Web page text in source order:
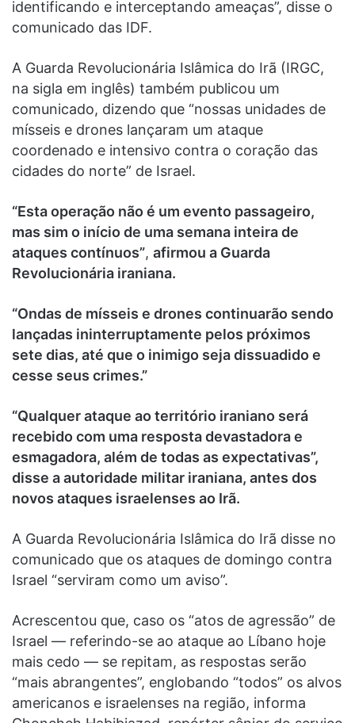
identificando e interceptando ameaças”, disse o
comunicado das IDF.
A Guarda Revolucionária Islâmica do Irã (IRGC,
na sigla em inglês) também publicou um
comunicado, dizendo que “nossas unidades de
mísseis e drones lançaram um ataque
coordenado e intensivo contra o coração das
cidades do norte” de Israel.
“Esta operação não é um evento passageiro,
mas sim o início de uma semana inteira de
ataques contínuos”, afirmou a Guarda
Revolucionária iraniana.
“Ondas de mísseis e drones continuarão sendo
lançadas ininterruptamente pelos próximos
sete dias, até que o inimigo seja dissuadido e
cesse seus crimes.”
“Qualquer ataque ao território iraniano será
recebido com uma resposta devastadora e
esmagadora, além de todas as expectativas”,
disse a autoridade militar iraniana, antes dos
novos ataques israelenses ao Irã.
A Guarda Revolucionária Islâmica do Irã disse no
comunicado que os ataques de domingo contra
Israel “serviram como um aviso”.
Acrescentou que, caso os “atos de agressão” de
Israel — referindo-se ao ataque ao Líbano hoje
mais cedo — se repitam, as respostas serão
“mais abrangentes”, englobando “todos” os alvos
americanos e israelenses na região, informa